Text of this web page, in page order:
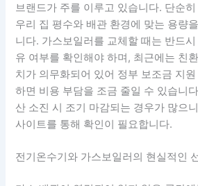
브랜드가 주를 이루고 있습니다. 단순
우리 집 평수와 배관 환경에 맞는 용량
니다. 가스보일러를 교체할 때는 반드
유 여부를 확인해야 하며, 최근에는 친
치가 의무화되어 있어 정부 보조금 지
하면 비용 부담을 조금 줄일 수 있습니
산 소진 시 조기 마감되는 경우가 많으
사이트를 통해 확인이 필요합니다.
전기온수기와 가스보일러의 현실적인